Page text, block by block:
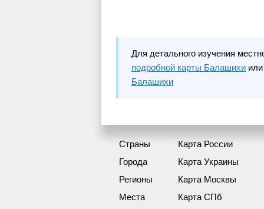
Для детального изучения
подробной карты Балашихи
Балашихи
Страны
Города
Регионы
Места
Карта России
Карта Украины
Карта Москвы
Карта СПб